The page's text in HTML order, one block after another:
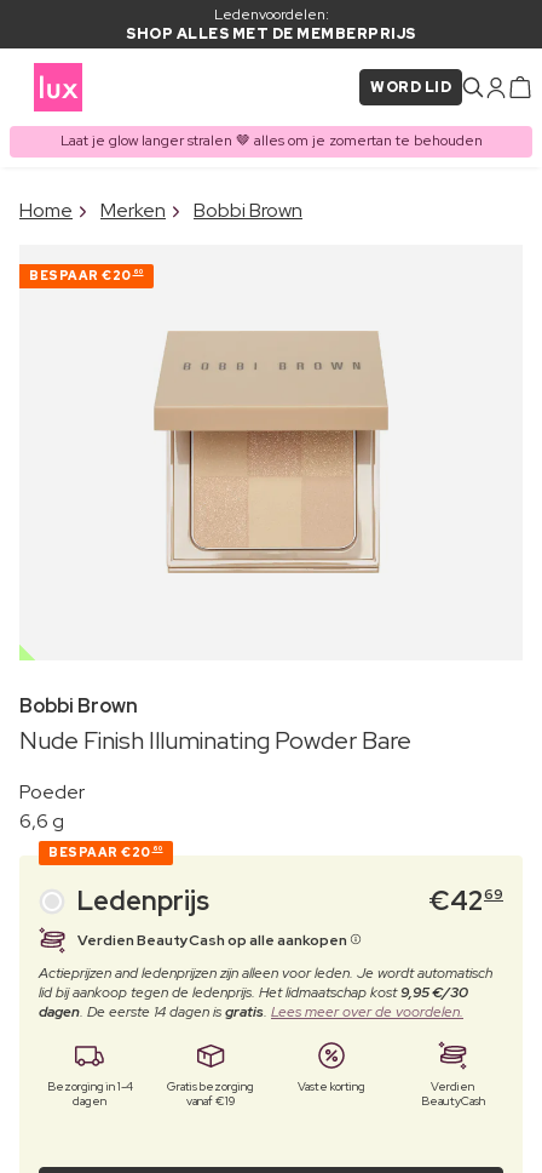
Ledenvoordelen:
SHOP ALLES MET DE MEMBERPRIJS
WORD LID
Laat je glow langer stralen 🤎 alles om je zomertan te behouden
ITEM TOEGEVOEGD AAN
Home Merken Bobbi Brown
BESPAAR €20 60
OUTLET
Bobbi Brown
Nude Finish Illuminating Powder Bare
Poeder
6,6 g
BESPAAR €20 60
Ledenprijs €4269
Verdien BeautyCash op alle aankopen
Actieprijzen and ledenprijzen zijn alleen voor leden. Je wordt automatisch
lid bij aankoop tegen de ledenprijs. Het lidmaatschap kost9,95 €/30
dagen. De eerste 14 dagen isgratis. Lees meer over de voordelen.
Bezorging in 1-4
dagen
Gratis bezorging
vanaf €19
Vaste korting
Verdien
BeautyCash